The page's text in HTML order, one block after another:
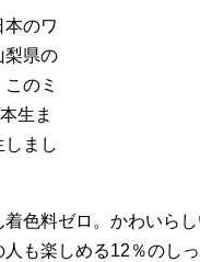
のワ
梨県の
のミ
生ま
まし
色料ゼロ。かわいら
も楽しめる12％のし